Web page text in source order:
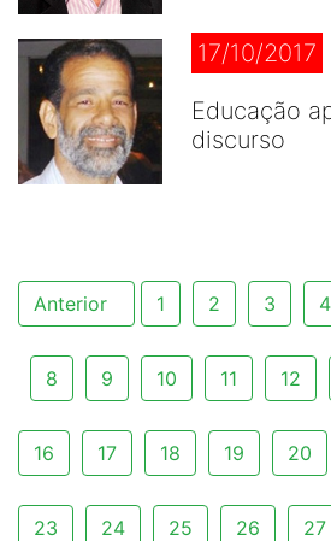
17/10/2017
Educação
discurso
Anterior 1 2 3 4
8 9 10 11 12
16 17 18 19 20
23 24 25 26 27